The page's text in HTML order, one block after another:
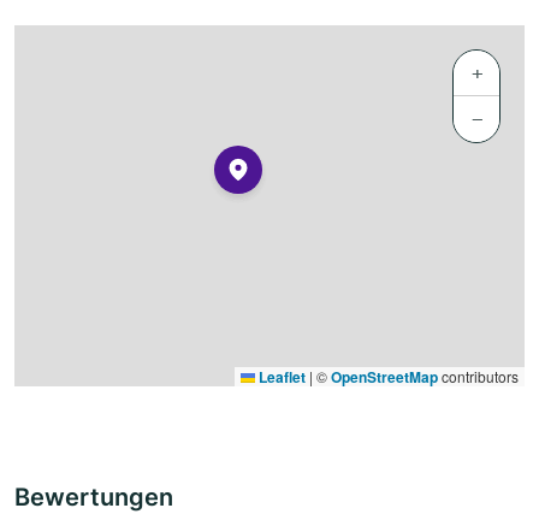
+
−
Leaflet | ©OpenStreetMapcontributors
Bewertungen